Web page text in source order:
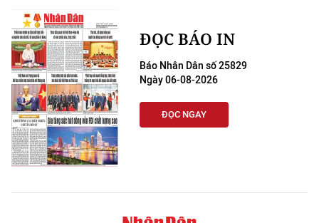
ĐỌC BÁO IN
Báo Nhân Dân số 25829
Ngày 06-08-2026
ĐỌC NGAY